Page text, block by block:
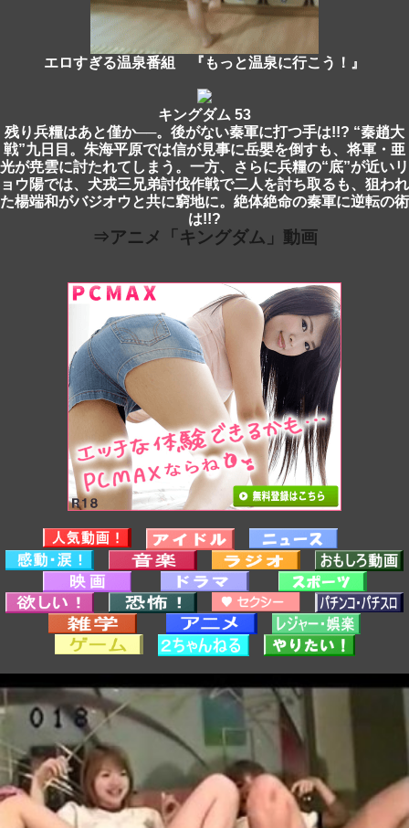
エロすぎる温泉番組 『もっと温泉に行こう！』
キングダム 53
残り兵糧はあと僅か──。後がない秦軍に打つ手は!!? “秦趙大
戦”九日目。朱海平原では信が見事に岳嬰を倒すも、将軍・亜
光が尭雲に討たれてしまう。一方、さらに兵糧の“底”が近いリ
ョウ陽では、犬戎三兄弟討伐作戦で二人を討ち取るも、狙われ
た楊端和がバジオウと共に窮地に。絶体絶命の秦軍に逆転の術
は!!?
⇒アニメ「キングダム」動画